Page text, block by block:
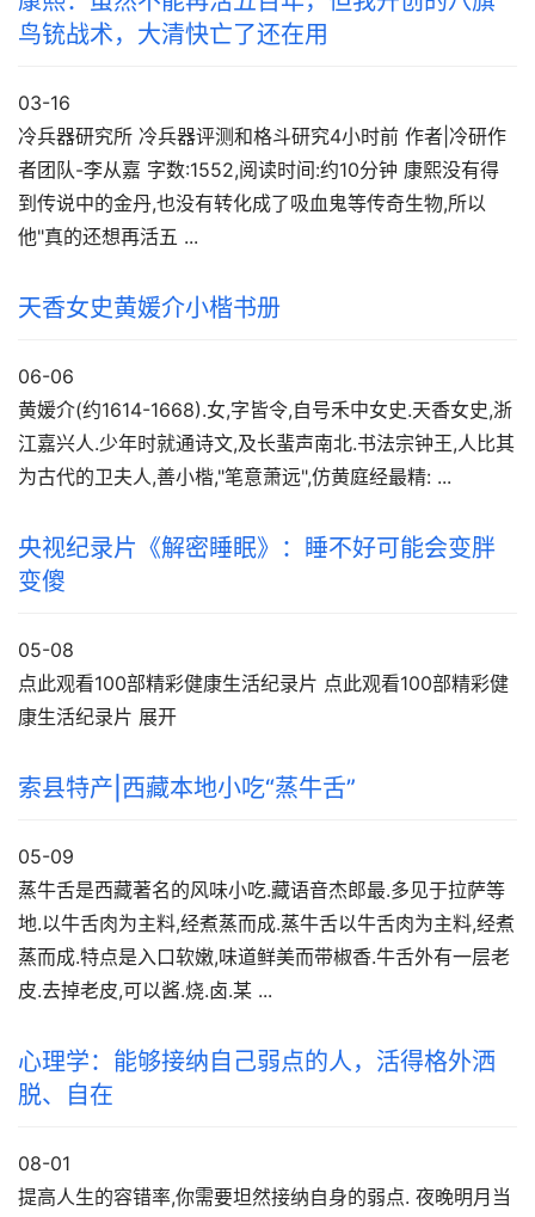
鸟铳战术，大清快亡了还在用
03-16
冷兵器研究所 冷兵器评测和格斗研究4小时前 作者|冷研作
者团队-李从嘉 字数:1552,阅读时间:约10分钟 康熙没有得
到传说中的金丹,也没有转化成了吸血鬼等传奇生物,所以
他"真的还想再活五 ...
天香女史黄媛介小楷书册
06-06
黄媛介(约1614-1668).女,字皆令,自号禾中女史.天香女史,浙
江嘉兴人.少年时就通诗文,及长蜚声南北.书法宗钟王,人比其
为古代的卫夫人,善小楷,"笔意萧远",仿黄庭经最精: ...
央视纪录片《解密睡眠》：睡不好可能会变胖
变傻
05-08
点此观看100部精彩健康生活纪录片 点此观看100部精彩健
康生活纪录片 展开
索县特产|西藏本地小吃“蒸牛舌”
05-09
蒸牛舌是西藏著名的风味小吃.藏语音杰郎最.多见于拉萨等
地.以牛舌肉为主料,经煮蒸而成.蒸牛舌以牛舌肉为主料,经煮
蒸而成.特点是入口软嫩,味道鲜美而带椒香.牛舌外有一层老
皮.去掉老皮,可以酱.烧.卤.某 ...
心理学：能够接纳自己弱点的人，活得格外洒
脱、自在
08-01
提高人生的容错率,你需要坦然接纳自身的弱点. 夜晚明月当